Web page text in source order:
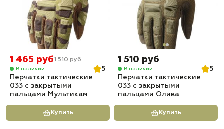
1 465 руб1 510 руб
В наличии
5
Перчатки тактические
033 с закрытыми
пальцами Мультикам
Купить
1 510 руб
В наличии
5
Перчатки тактические
033 с закрытыми
пальцами Олива
Купить